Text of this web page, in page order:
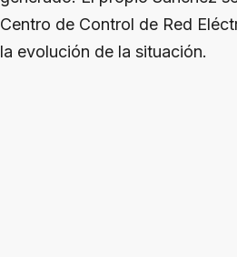
Centro de Control de Red
la evolución de la situación.